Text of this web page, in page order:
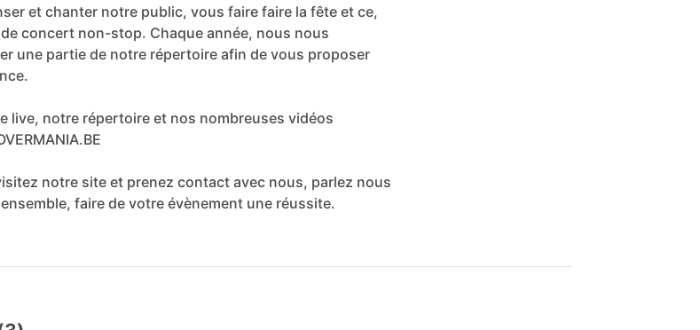
et chanter notre public, vous faire faire la fête et ce,
de concert non-stop. Chaque année, nous nous
une partie de notre répertoire afin de vous proposer
live, notre répertoire et nos nombreuses vidéos
notre site et prenez contact avec nous, parlez nous
ensemble, faire de votre évènement une réussite.